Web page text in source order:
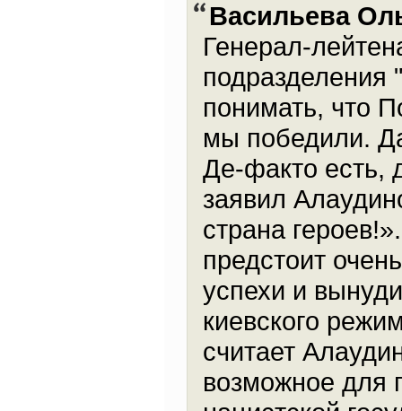
Васильева
Генерал-
понимать, что
мы победили.
Де-факто есть,
заявил
страна
предстоит
успехи и
киевского
считает
возможное для